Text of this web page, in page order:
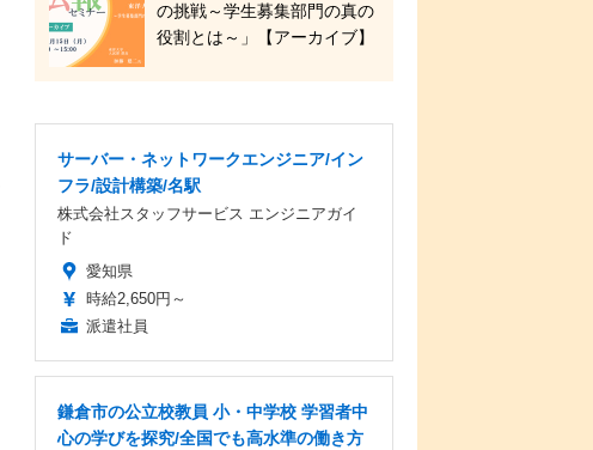
の挑戦～学生募集部門の真の
役割とは～」【アーカイブ】
サーバー・ネットワークエンジニア/イン
フラ/設計構築/名駅
株式会社スタッフサービス エンジニアガイ
ド
愛知県
時給2,650円～
派遣社員
鎌倉市の公立校教員 小・中学校 学習者中
心の学びを探究/全国でも高水準の働き方